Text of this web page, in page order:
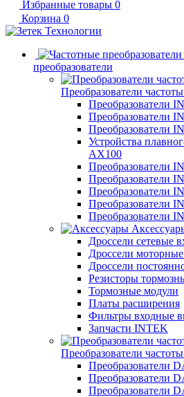
Избранные товары 0
Корзина 0
преобразователи
Преобразователи
Преобразователи
Преобразователи
Преобразователи
Устройства
AX100
Преобразователи
Преобразователи
Преобразователи
Преобразователи
Преобразователи
Дроссели сетевые
Дроссели
Дроссели
Резисторы
Тормозные модули
Платы расширения
Фильтры входные
Запчасти INTEK
Преобразователи
Преобразователи
Преобразователи
Преобразователи